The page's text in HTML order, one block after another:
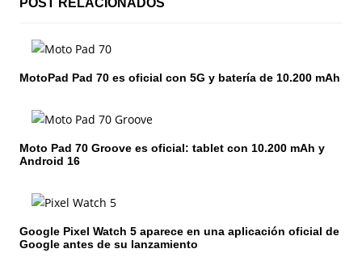
c
ó
d
e
e
n
t
MotoPad Pad 70 es oficial con 5G y batería de 10.200 mAh
Moto Pad 70 Groove es oficial: tablet con 10.200 mAh y
Android 16
Google Pixel Watch 5 aparece en una aplicación oficial de
Google antes de su lanzamiento